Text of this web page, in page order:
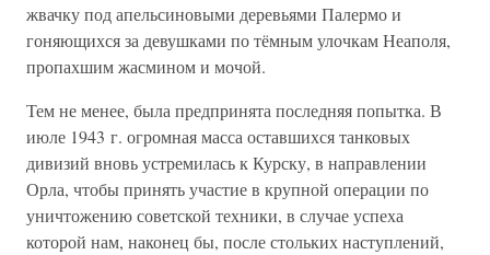
жвачку под апельсиновыми деревьями Палермо и
гоняющихся за девушками по тёмным улочкам Неаполя,
пропахшим жасмином и мочой.
Тем не менее, была предпринята последняя попытка. В
июле 1943 г. огромная масса оставшихся танковых
дивизий вновь устремилась к Курску, в направлении
Орла, чтобы принять участие в крупной операции по
уничтожению советской техники, в случае успеха
которой нам, наконец бы, после стольких наступлений,